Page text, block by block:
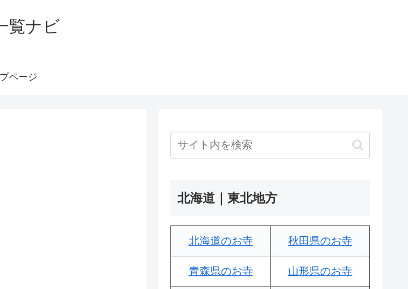
覧ナビ
ページ
北海道｜東北地方
北海道のお寺 秋田県のお寺
青森県のお寺 山形県のお寺